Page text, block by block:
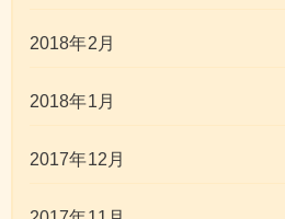
2018年2月
2018年1月
2017年12月